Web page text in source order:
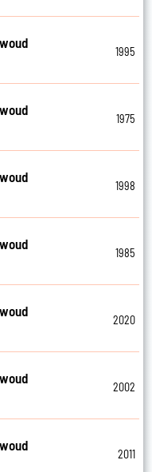
1995
1975
1998
1985
2020
2002
2011